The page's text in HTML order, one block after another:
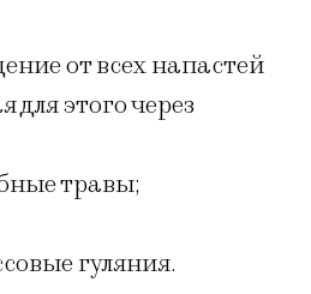
от всех напастей
для этого через
травы;
гуляния.